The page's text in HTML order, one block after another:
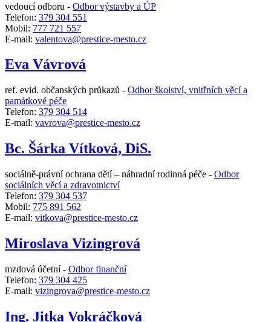
vedoucí odboru - Odbor výstavby a ÚP
Telefon: 379 304 551
Mobil: 777 721 557
E-mail: valentova@prestice-mesto.cz
Eva Vávrová
ref. evid. občanských průkazů - Odbor školství, vnitřních věcí a
památkové péče
Telefon: 379 304 514
E-mail: vavrova@prestice-mesto.cz
Bc. Šárka Vítková, DiS.
sociálně-právní ochrana dětí – náhradní rodinná péče - Odbor
sociálních věcí a zdravotnictví
Telefon: 379 304 537
Mobil: 775 891 562
E-mail: vitkova@prestice-mesto.cz
Miroslava Vizingrová
mzdová účetní - Odbor finanční
Telefon: 379 304 425
E-mail: vizingrova@prestice-mesto.cz
Ing. Jitka Vokráčková